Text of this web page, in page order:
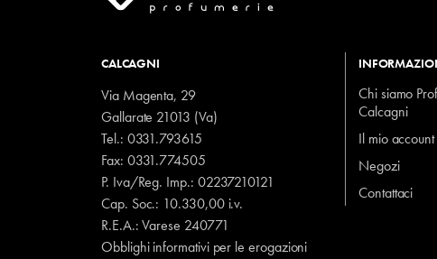
CALCAGNI
Via Magenta, 29
Gallarate 21013 (Va)
Tel.: 0331.793615
Fax: 0331.774505
P. Iva/Reg. Imp.: 02237210121
Cap. Soc.: 10.330,00 i.v.
R.E.A.: Varese 240771
Obblighi informativi per le erogazioni
Chi siamo
Calcagni
Il mio account
Negozi
Contattaci